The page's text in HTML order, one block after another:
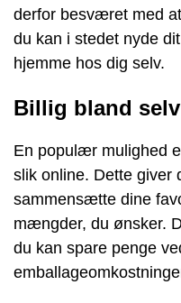
derfor besværet med
du kan i stedet nyde
hjemme hos dig selv.
Billig bland
En populær mulighed
slik online. Dette giver
sammensætte dine
mængder, du ønsker.
du kan spare penge